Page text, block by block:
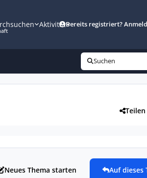
AktivitätBereits registriert?
Suchen
Teilen
Neues Thema starten Auf dieses